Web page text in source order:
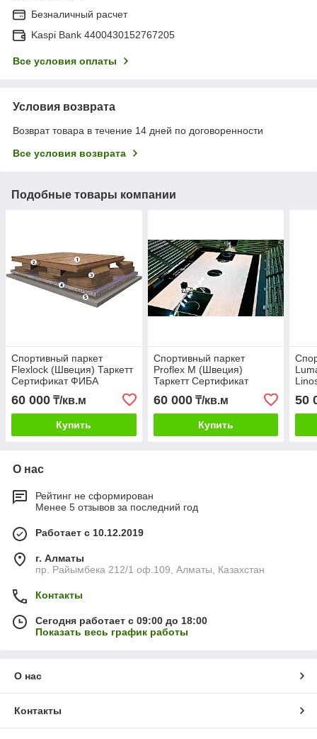
Безналичный расчет
Kaspi Bank 4400430152767205
Все условия оплаты
Условия возврата
Возврат товара в течение 14 дней по договоренности
Все условия возврата
Подобные товары компании
Спортивный паркет
Flexlock (Швеция) Таркетт
Сертификат ФИБА
60 000 ₸/кв.м
Купить
Спортивный паркет
Proflex M (Швеция)
Таркетт Сертификат
60 000₸/кв.м
Купить
50
О нас
Рейтинг не сформирован
Менее 5 отзывов за последний год
Работает с 10.12.2019
г. Алматы
пр. Райымбека 212/1 оф.109, Алматы, Казахстан
Контакты
Сегодня работает с 09:00 до 18:00
Показать весь график работы
О нас
Контакты